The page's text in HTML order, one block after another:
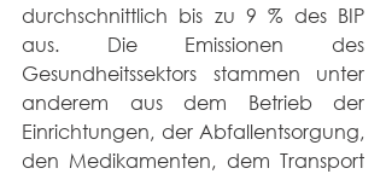
durchschnittlich bis zu 9 % des BIP
aus. Die Emissionen des
Gesundheitssektors stammen unter
anderem aus dem Betrieb der
Einrichtungen, der Abfallentsorgung,
den Medikamenten, dem Transport